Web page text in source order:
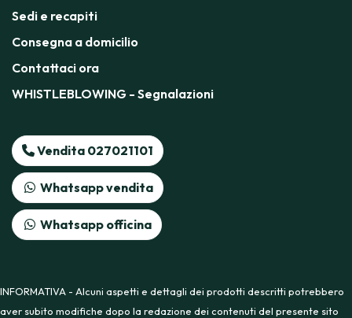
Sedi e recapiti
Consegna a domicilio
Contattaci ora
WHISTLEBLOWING - Segnalazioni
Vendita 027021101
Whatsapp vendita
Whatsapp officina
INFORMATIVA - Alcuni aspetti e dettagli dei prodotti descritti potrebbero
aver subito modifiche dopo la redazione dei contenuti del presente sito